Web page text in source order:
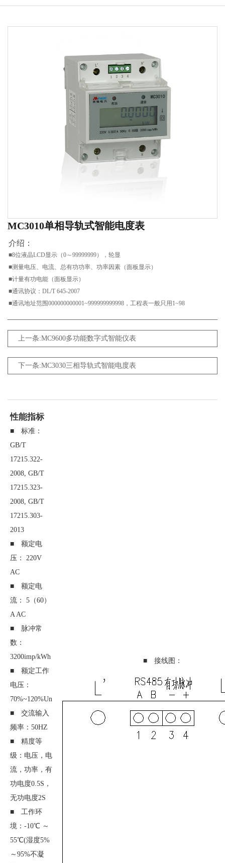
MC3010单相导轨式智能电度表
介绍：
■8位液晶LCD显示（0～99999999），轮显
■测量电压、电流、总有功功率、功率因素（面板显示）
■计量有功电能（面板显示）
■通讯协议：DL/T 645-2007
■通讯地址范围000000000001~999999999998，工程表一般只用1~98
上一条:MC9600多功能数字式智能仪表
下一条:MC3030三相导轨式智能电度表
性能指标
■ 标准：
GB/T
17215.322-
2008, GB/T
17215.323-
2008, GB/T
17215.303-
2013
■ 额定电
压： 220V
AC
■ 额定电
流： 5（60）
A AC
■ 脉冲常
数：
3200imp/kWh
■ 额定工作
电压：
70%~120%Un
■ 交流输入
频率：50HZ
■ 精度等
级：电压，电
流，功率，有
功电度0.5S，
无功电度2S
■ 工作环
境：-10℃ ～
55℃(湿度5%
～95%不凝
■ 接线图：